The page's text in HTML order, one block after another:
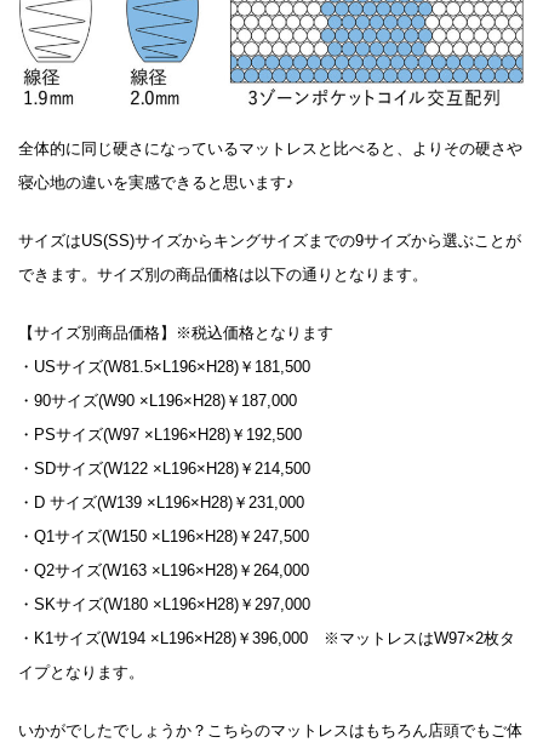
全体的に同じ硬さになっているマットレスと比べると、よりその硬さや
寝心地の違いを実感できると思います♪
サイズはUS(SS)サイズからキングサイズまでの9サイズから選ぶことが
できます。サイズ別の商品価格は以下の通りとなります。
【サイズ別商品価格】※税込価格となります
・USサイズ(W81.5×L196×H28)￥181,500
・90サイズ(W90 ×L196×H28)￥187,000
・PSサイズ(W97 ×L196×H28)￥192,500
・SDサイズ(W122 ×L196×H28)￥214,500
・D サイズ(W139 ×L196×H28)￥231,000
・Q1サイズ(W150 ×L196×H28)￥247,500
・Q2サイズ(W163 ×L196×H28)￥264,000
・SKサイズ(W180 ×L196×H28)￥297,000
・K1サイズ(W194 ×L196×H28)￥396,000 ※マットレスはW97×2枚タ
イプとなります。
いかがでしたでしょうか？こちらのマットレスはもちろん店頭でもご体